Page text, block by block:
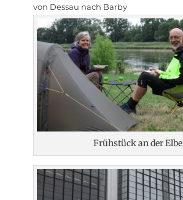
von Dessau nach Barby
Frühstück an der Elbe